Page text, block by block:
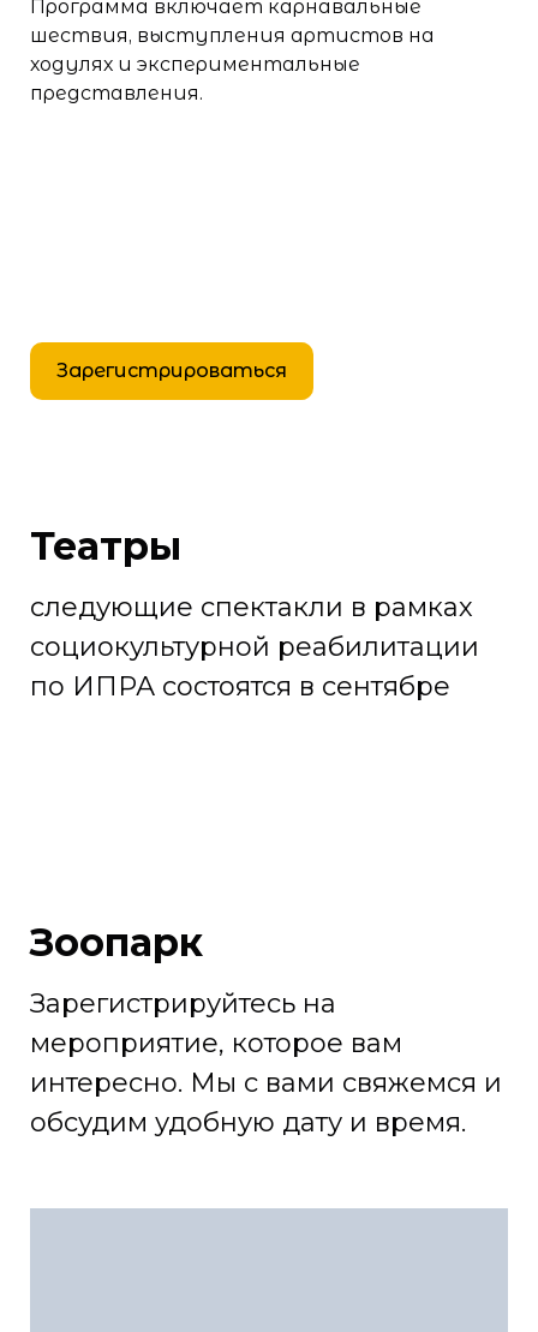
Программа включает карнавальные
шествия, выступления артистов на
ходулях и экспериментальные
представления.
Зарегистрироваться
Театры
следующие спектакли в рамках
социокультурной реабилитации
по ИПРА состоятся в сентябре
Зоопарк
Зарегистрируйтесь на
мероприятие, которое вам
интересно. Мы с вами свяжемся и
обсудим удобную дату и время.